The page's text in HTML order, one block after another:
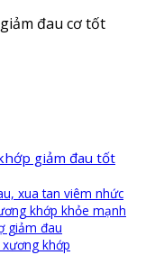
giảm đau tốt
xua tan viêm nhức
khớp khỏe mạnh
giảm đau
khớp